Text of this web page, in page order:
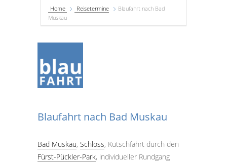
Home Reisetermine
Blaufahrt nach Bad
Muskau
Blaufahrt nach Bad Muskau
Bad Muskau, Schloss, Kutschfahrt durch den
Fürst-Pückler-Park, individueller Rundgang